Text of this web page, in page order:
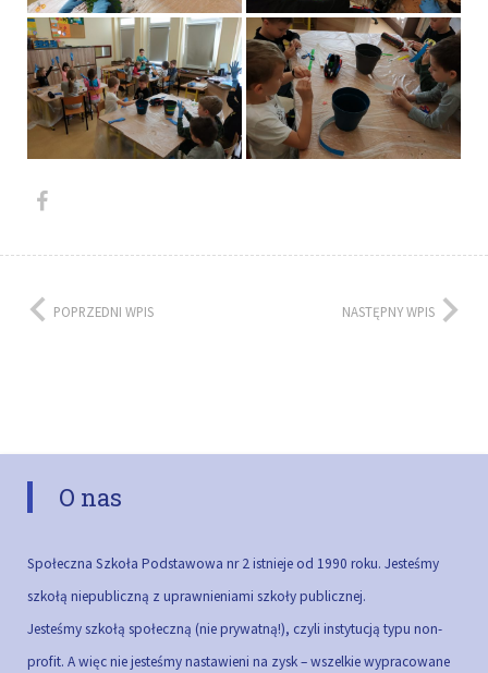
POPRZEDNI WPIS NASTĘPNY WPIS
O nas
Społeczna Szkoła Podstawowa nr 2 istnieje od 1990 roku. Jesteśmy
szkołą niepubliczną z uprawnieniami szkoły publicznej.
Jesteśmy szkołą społeczną (nie prywatną!), czyli instytucją typu non-
profit. A więc nie jesteśmy nastawieni na zysk – wszelkie wypracowane